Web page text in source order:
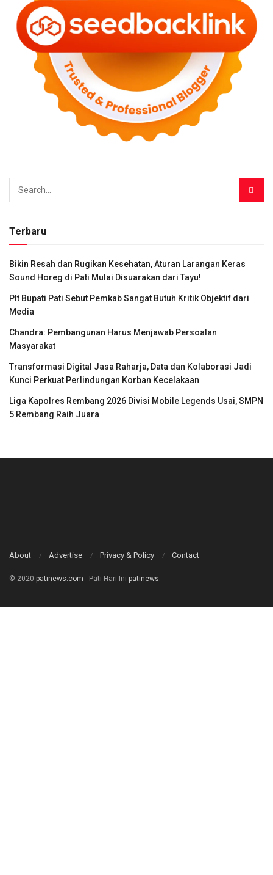
Terbaru
Bikin Resah dan Rugikan Kesehatan, Aturan Larangan Keras
Sound Horeg di Pati Mulai Disuarakan dari Tayu!
Plt Bupati Pati Sebut Pemkab Sangat Butuh Kritik Objektif dari
Media
Chandra: Pembangunan Harus Menjawab Persoalan
Masyarakat
Transformasi Digital Jasa Raharja, Data dan Kolaborasi Jadi
Kunci Perkuat Perlindungan Korban Kecelakaan
Liga Kapolres Rembang 2026 Divisi Mobile Legends Usai, SMPN
5 Rembang Raih Juara
About Advertise Privacy & Policy Contact
© 2020 patinews.com - Pati Hari Ini patinews